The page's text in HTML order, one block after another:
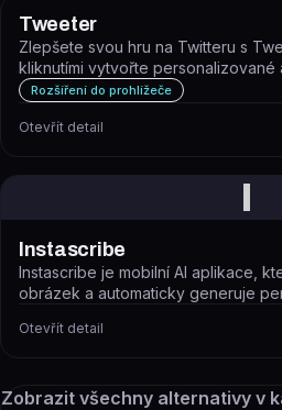
Tweeter
Zlepšete svou hru na Twitteru s
kliknutími vytvořte personalizované
Rozšíření do prohlížeče
Otevřít detail
I
Instascribe
Instascribe je mobilní AI aplikace,
obrázek a automaticky generuje
Otevřít detail
Zobrazit všechny alternativy v